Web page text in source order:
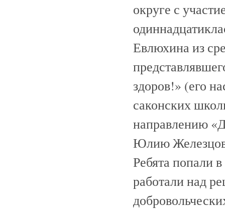
округе с
Евлюхина из
здоров!» (его
саконских
направлению
Юлию
Ребята попали
работали над